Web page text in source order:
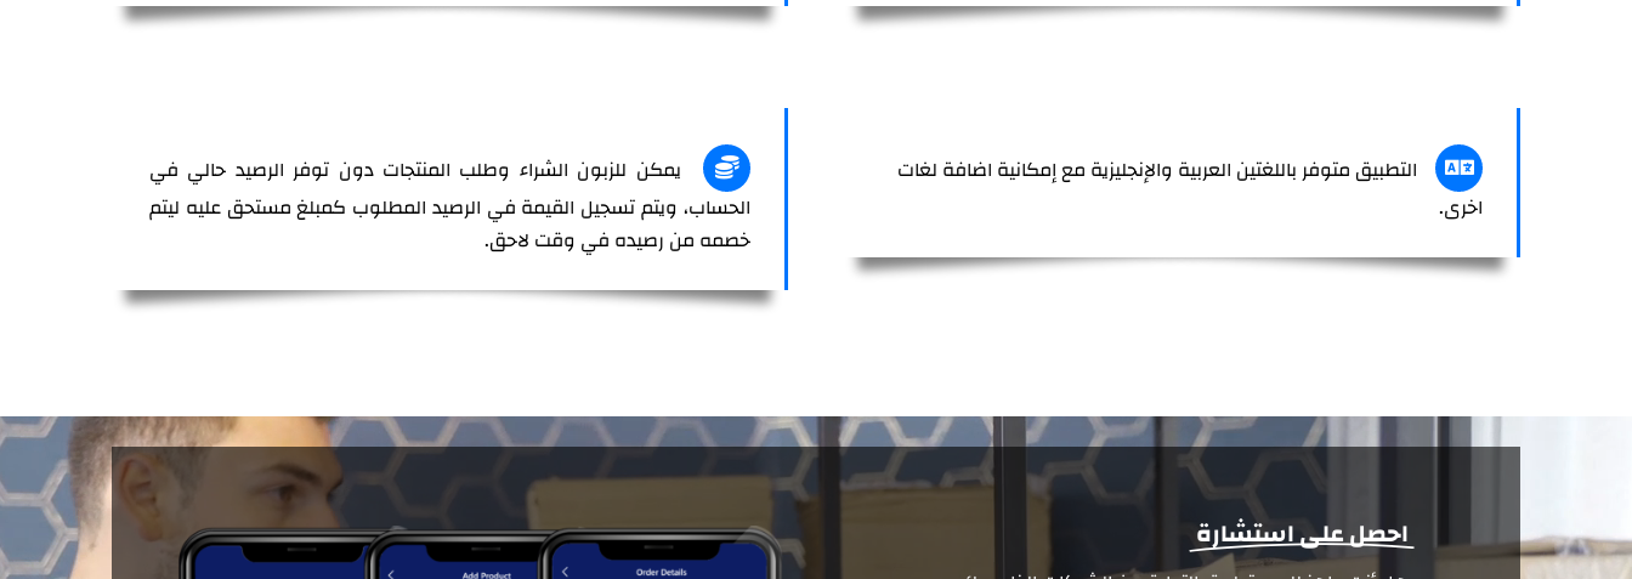
التطبيق متوفر باللغتين العربية والإنجليزية مع إمكانية اضافة لغات
اخرى.
يمكن للزبون الشراء وطلب المنتجات دون توفر الرصيد حالي في
الحساب، ويتم تسجيل القيمة في الرصيد المطلوب كمبلغ مستحق عليه ليتم
خصمه من رصيده في وقت لاحق.
احصل على استشارة